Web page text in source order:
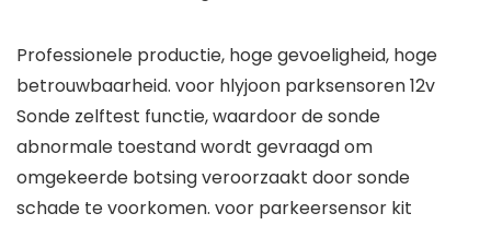
Professionele productie, hoge gevoeligheid, hoge
betrouwbaarheid. voor hlyjoon parksensoren 12v
Sonde zelftest functie, waardoor de sonde
abnormale toestand wordt gevraagd om
omgekeerde botsing veroorzaakt door sonde
schade te voorkomen. voor parkeersensor kit